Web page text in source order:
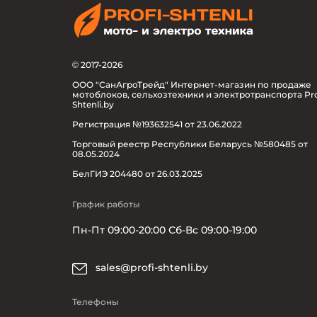
© 2017-2026
ООО "СанАгроТрейд" Интернет-магазин по продаже
мотоблоков, сельхозтехники и электротранспорта
Shtenli.by
Регистрация №193632541 от 23.06.2022
Торговый реестр Республики Беларусь №580485 от
08.05.2024
БелГИЭ 204480 от 26.03.2025
График работы
Пн-Пт 09:00-20:00 Сб-Вс 09:00-19:00
sales@profi-shtenli.by
Телефоны